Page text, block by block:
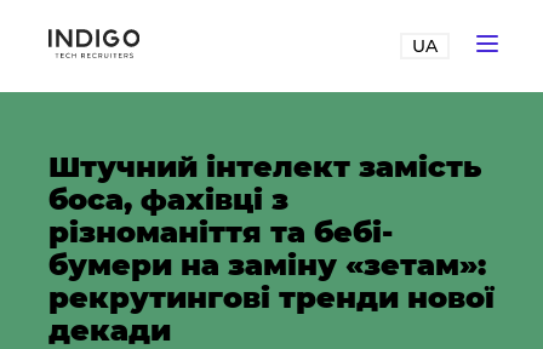
UA
Штучний інтелект замість
боса, фахівці з
різноманіття та бебі-
бумери на заміну «зетам»:
рекрутингові тренди нової
декади